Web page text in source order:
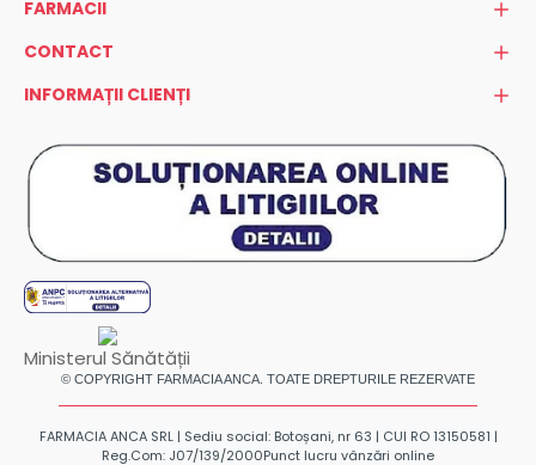
FARMACII
CONTACT
INFORMAȚII CLIENȚI
Ministerul Sănătății
© COPYRIGHT FARMACIA ANCA. TOATE DREPTURILE REZERVATE
FARMACIA ANCA SRL | Sediu social: Botoșani, nr 63 | CUI RO 13150581 |
Reg.Com: J07/139/2000Punct lucru vânzări online